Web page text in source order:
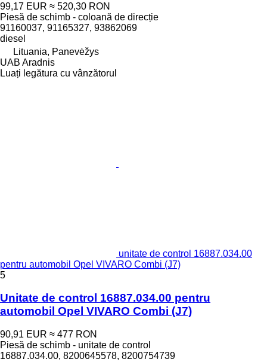
99,17 EUR ≈ 520,30 RON
Piesă de schimb - coloană de direcție
91160037, 91165327, 93862069
diesel
Lituania, Panevėžys
UAB Aradnis
Luați legătura cu vânzătorul
unitate de control 16887.034.00
pentru automobil Opel VIVARO Combi (J7)
5
Unitate de control 16887.034.00 pentru
automobil Opel VIVARO Combi (J7)
90,91 EUR ≈ 477 RON
Piesă de schimb - unitate de control
16887.034.00, 8200645578, 8200754739